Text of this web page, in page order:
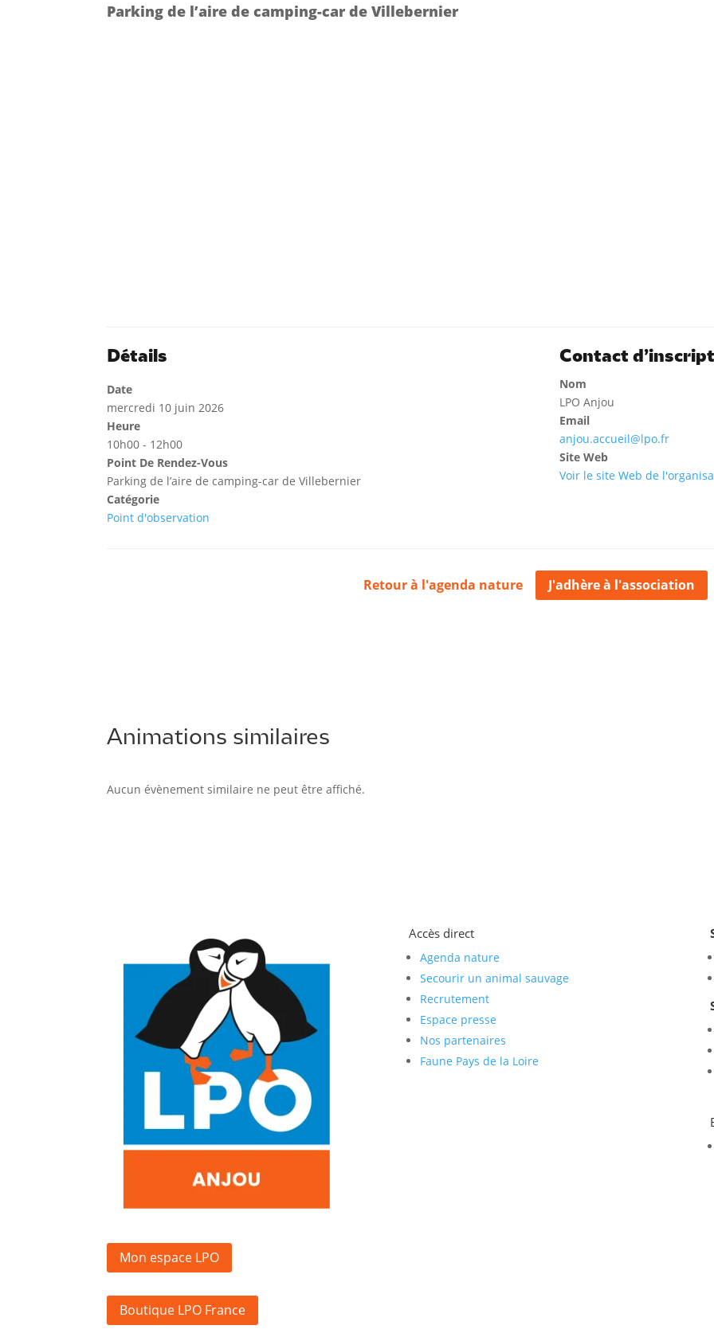
Parking de l’aire de camping-car de Villebernier
Détails
Date
mercredi 10 juin 2026
Heure
10h00 - 12h00
Point De Rendez-Vous
Parking de l’aire de camping-car de Villebernier
Catégorie
Point d'observation
Contact
Nom
LPO Anjou
Email
anjou.accueil@lpo.fr
Site Web
Voir le site Web de
Retour à l'agenda nature J'adhère à l'association
Animations similaires
Aucun évènement similaire ne peut être affiché.
Mon espace LPO
Boutique LPO France
Accès direct
Agenda nature
Secourir un animal sauvage
Recrutement
Espace presse
Nos partenaires
Faune Pays de la Loire